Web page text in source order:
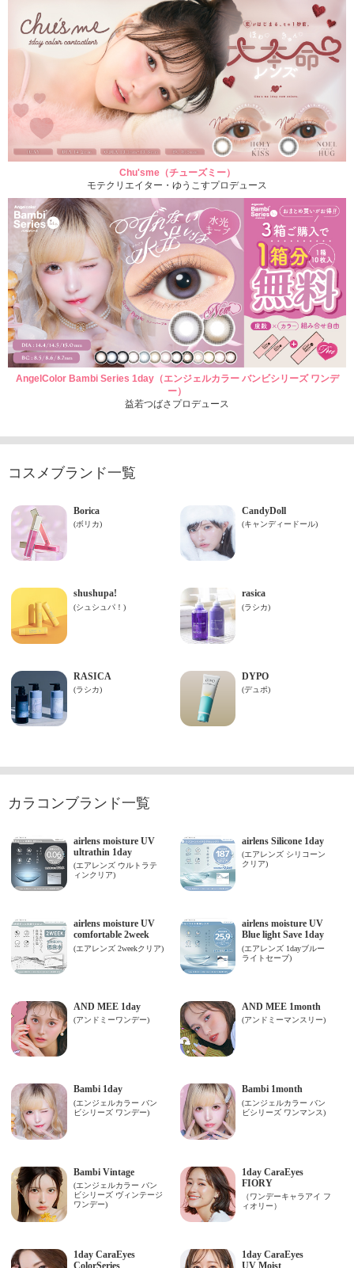
Chu'sme（チューズミー）
モテクリエイター・ゆうこすプロデュース
AngelColor Bambi Series 1day（エンジェルカラー バンビシリーズ ワンデ
ー）
益若つばさプロデュース
コスメブランド一覧
カラコンブランド一覧